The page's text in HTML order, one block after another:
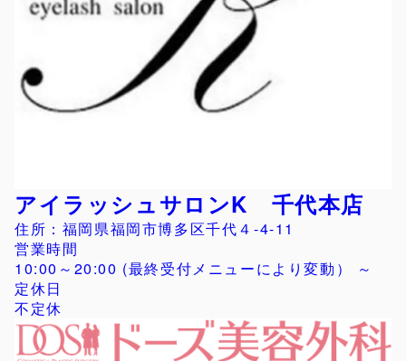
アイラッシュサロンK 千代本店
住所：福岡県福岡市博多区千代４-4-11
営業時間
10:00～20:00 (最終受付メニューにより変動） ～
定休日
不定休